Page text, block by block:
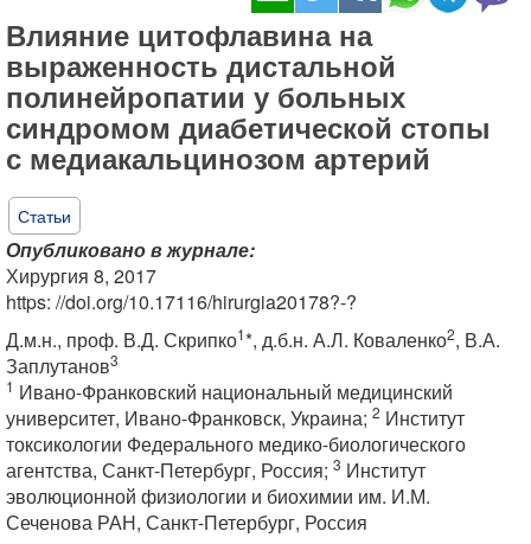
Влияние цитофлавина на
выраженность дистальной
полинейропатии у больных
синдромом диабетической стопы
с медиакальцинозом артерий
Статьи
Опубликовано в журнале:
Хирургия 8, 2017
https: //doi.org/10.17116/hirurgia20178?-?
Д.м.н., проф. В.Д. Скрипко1*, д.б.н. А.Л. Коваленко2, В.А.
Заплутанов3
1 Ивано-Франковский национальный медицинский
университет, Ивано-Франковск, Украина; 2 Институт
токсикологии Федерального медико-биологического
агентства, Санкт-Петербург, Россия; 3 Институт
эволюционной физиологии и биохимии им. И.М.
Сеченова РАН, Санкт-Петербург, Россия